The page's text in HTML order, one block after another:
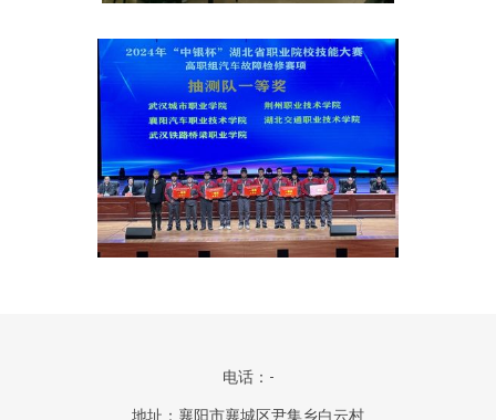
电话：-
地址：襄阳市襄城区尹集乡白云村